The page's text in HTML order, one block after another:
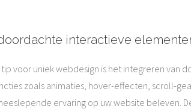
interactieve
voor uniek webdesign is het integreren
zoals animaties, hover-effecten, scroll-
ervaring op uw website beleven.